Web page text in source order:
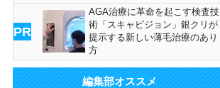
PR
AGA治療に革命を起こす検査技
術「スキャビジョン」銀クリが
提示する新しい薄毛治療のあり
方
編集部オススメ